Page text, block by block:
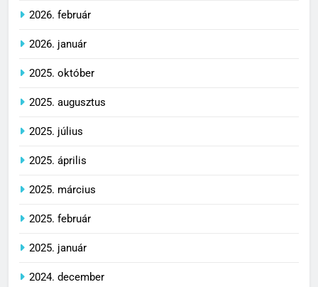
2026. február
2026. január
2025. október
2025. augusztus
2025. július
2025. április
2025. március
2025. február
2025. január
2024. december